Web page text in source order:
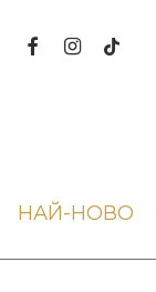
facebookinstagram
tiktok
НАЙ-НОВО